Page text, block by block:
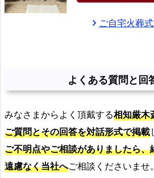
chevron_rightご自宅火葬
よくある質問と回
みなさまからよく頂戴する相知厳木
ご質問とその回答を対話形式で掲載
ご不明点やご相談がありましたら、
遠慮なく当社へご相談くださいませ。